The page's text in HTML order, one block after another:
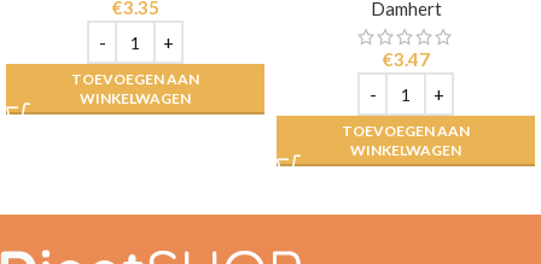
€3.35
TOEVOEGEN AAN
WINKELWAGEN
Damhert
€3.47
TOEVOEGEN AAN
WINKELWAGEN